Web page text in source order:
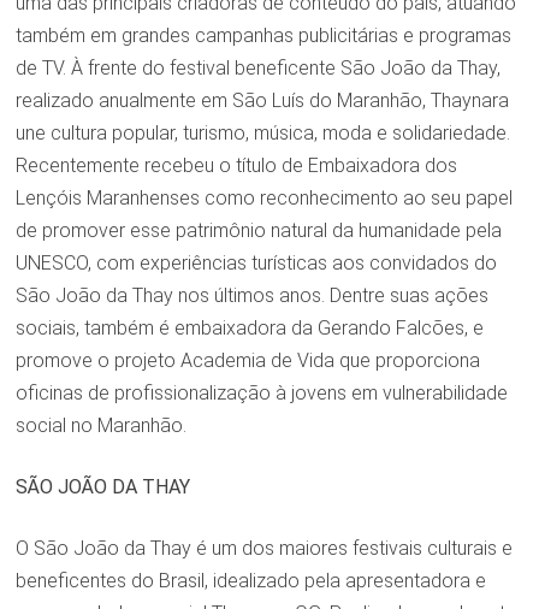
também em grandes campanhas publicitárias e programas
de TV. À frente do festival beneficente São João da Thay,
realizado anualmente em São Luís do Maranhão, Thaynara
une cultura popular, turismo, música, moda e solidariedade.
Recentemente recebeu o título de Embaixadora dos
Lençóis Maranhenses como reconhecimento ao seu papel
de promover esse patrimônio natural da humanidade pela
UNESCO, com experiências turísticas aos convidados do
São João da Thay nos últimos anos. Dentre suas ações
sociais, também é embaixadora da Gerando Falcões, e
promove o projeto Academia de Vida que proporciona
oficinas de profissionalização à jovens em vulnerabilidade
social no Maranhão.
SÃO JOÃO DA THAY
O São João da Thay é um dos maiores festivais culturais e
beneficentes do Brasil, idealizado pela apresentadora e